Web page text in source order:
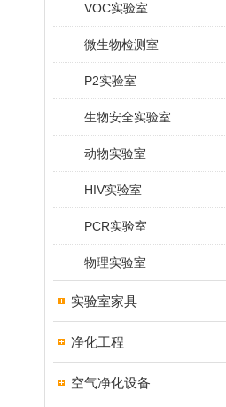
VOC实验室
微生物检测室
P2实验室
生物安全实验室
动物实验室
HIV实验室
PCR实验室
物理实验室
实验室家具
净化工程
空气净化设备